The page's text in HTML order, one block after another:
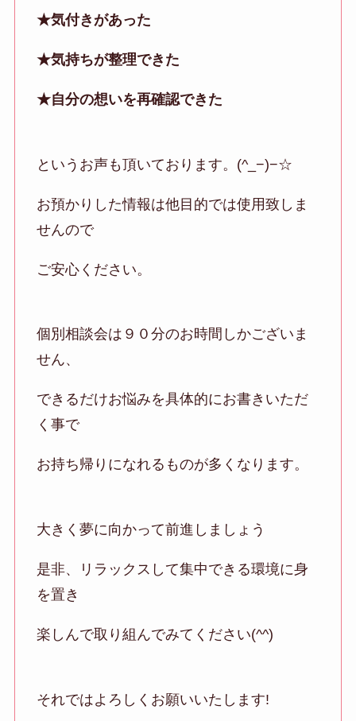
★気付きがあった
★気持ちが整理できた
★自分の想いを再確認できた
というお声も頂いております。(^_−)−☆
お預かりした情報は他目的では使用致しま
せんので
ご安心ください。
個別相談会は９０分のお時間しかございま
せん、
できるだけお悩みを具体的にお書きいただ
く事で
お持ち帰りになれるものが多くなります。
大きく夢に向かって前進しましょう
是非、リラックスして集中できる環境に身
を置き
楽しんで取り組んでみてください(^^)
それではよろしくお願いいたします!